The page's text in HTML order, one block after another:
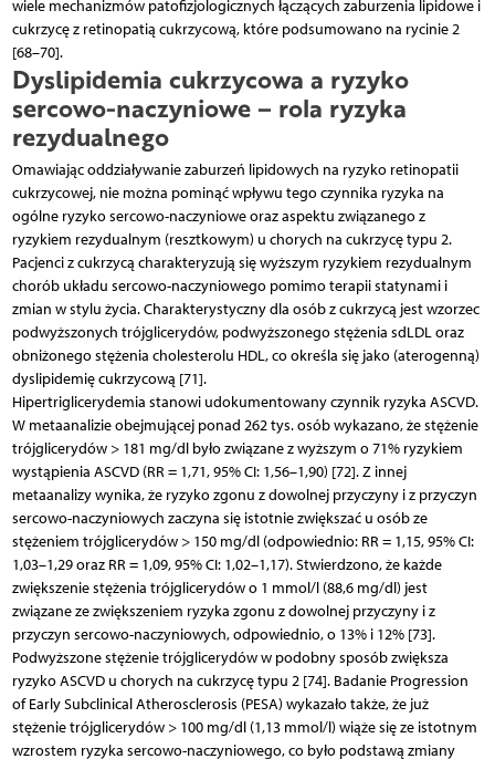
wiele mechanizmów patofizjologicznych łączących zaburzenia lipidowe i
cukrzycę z retinopatią cukrzycową, które podsumowano na rycinie 2
[68–70].
Dyslipidemia cukrzycowa a ryzyko
sercowo-naczyniowe – rola ryzyka
rezydualnego
Omawiając oddziaływanie zaburzeń lipidowych na ryzyko retinopatii
cukrzycowej, nie można pominąć wpływu tego czynnika ryzyka na
ogólne ryzyko sercowo-naczyniowe oraz aspektu związanego z
ryzykiem rezydualnym (resztkowym) u chorych na cukrzycę typu 2.
Pacjenci z cukrzycą charakteryzują się wyższym ryzykiem rezydualnym
chorób układu sercowo-naczyniowego pomimo terapii statynami i
zmian w stylu życia. Charakterystyczny dla osób z cukrzycą jest wzorzec
podwyższonych trójglicerydów, podwyższonego stężenia sdLDL oraz
obniżonego stężenia cholesterolu HDL, co określa się jako (aterogenną)
dyslipidemię cukrzycową [71].
Hipertriglicerydemia stanowi udokumentowany czynnik ryzyka ASCVD.
W metaanalizie obejmującej ponad 262 tys. osób wykazano, że stężenie
trójglicerydów > 181 mg/dl było związane z wyższym o 71% ryzykiem
wystąpienia ASCVD (RR = 1,71, 95% CI: 1,56–1,90) [72]. Z innej
metaanalizy wynika, że ryzyko zgonu z dowolnej przyczyny i z przyczyn
sercowo-naczyniowych zaczyna się istotnie zwiększać u osób ze
stężeniem trójglicerydów > 150 mg/dl (odpowiednio: RR = 1,15, 95% CI:
1,03–1,29 oraz RR = 1,09, 95% CI: 1,02–1,17). Stwierdzono, że każde
zwiększenie stężenia trójglicerydów o 1 mmol/l (88,6 mg/dl) jest
związane ze zwiększeniem ryzyka zgonu z dowolnej przyczyny i z
przyczyn sercowo-naczyniowych, odpowiednio, o 13% i 12% [73].
Podwyższone stężenie trójglicerydów w podobny sposób zwiększa
ryzyko ASCVD u chorych na cukrzycę typu 2 [74]. Badanie Progression
of Early Subclinical Atherosclerosis (PESA) wykazało także, że już
stężenie trójglicerydów > 100 mg/dl (1,13 mmol/l) wiąże się ze istotnym
wzrostem ryzyka sercowo-naczyniowego, co było podstawą zmiany